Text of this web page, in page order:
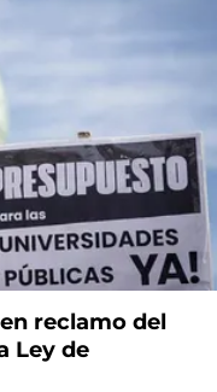
reclamo del
Ley de